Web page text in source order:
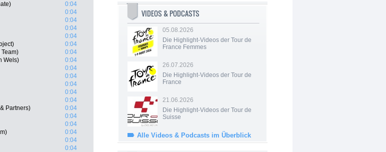
0:04
0:04
0:04
0:04
0:04
0:04
0:04
Wels)
0:04
0:04
0:04
0:04
0:04
0:04
Partners)
0:04
0:04
0:04
0:04
0:04
0:04
VIDEOS & PODCASTS
05.08.2026
Die Highlight-Videos der Tour de
France Femmes
26.07.2026
Die Highlight-Videos der Tour de
France
21.06.2026
Die Highlight-Videos der Tour de
Suisse
Alle Videos & Podcasts im Überblick